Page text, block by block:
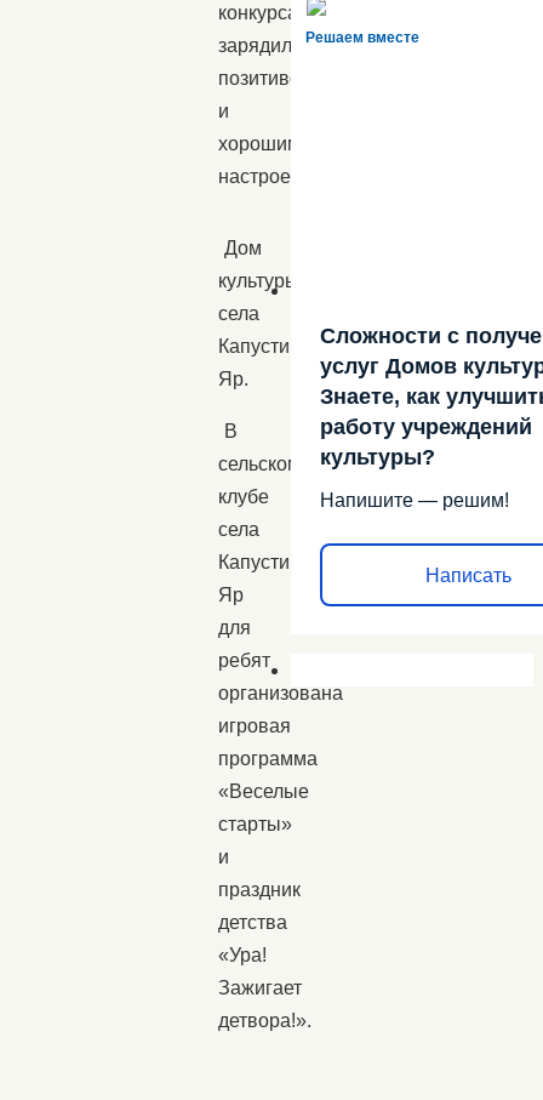
конкурсах,
зарядились
позитивом
и
хорошим
настроением!
Дом
культуры
села
Капустин
Яр.
В
сельском
клубе
села
Капустин
Яр
для
ребят
организована
игровая
программа
«Веселые
старты»
и
праздник
детства
«Ура!
Зажигает
детвора!».
Решаем вместе
Сложности с
услуг Домов
Знаете, как
работу учреждений
культуры?
Напишите — решим!
Написать